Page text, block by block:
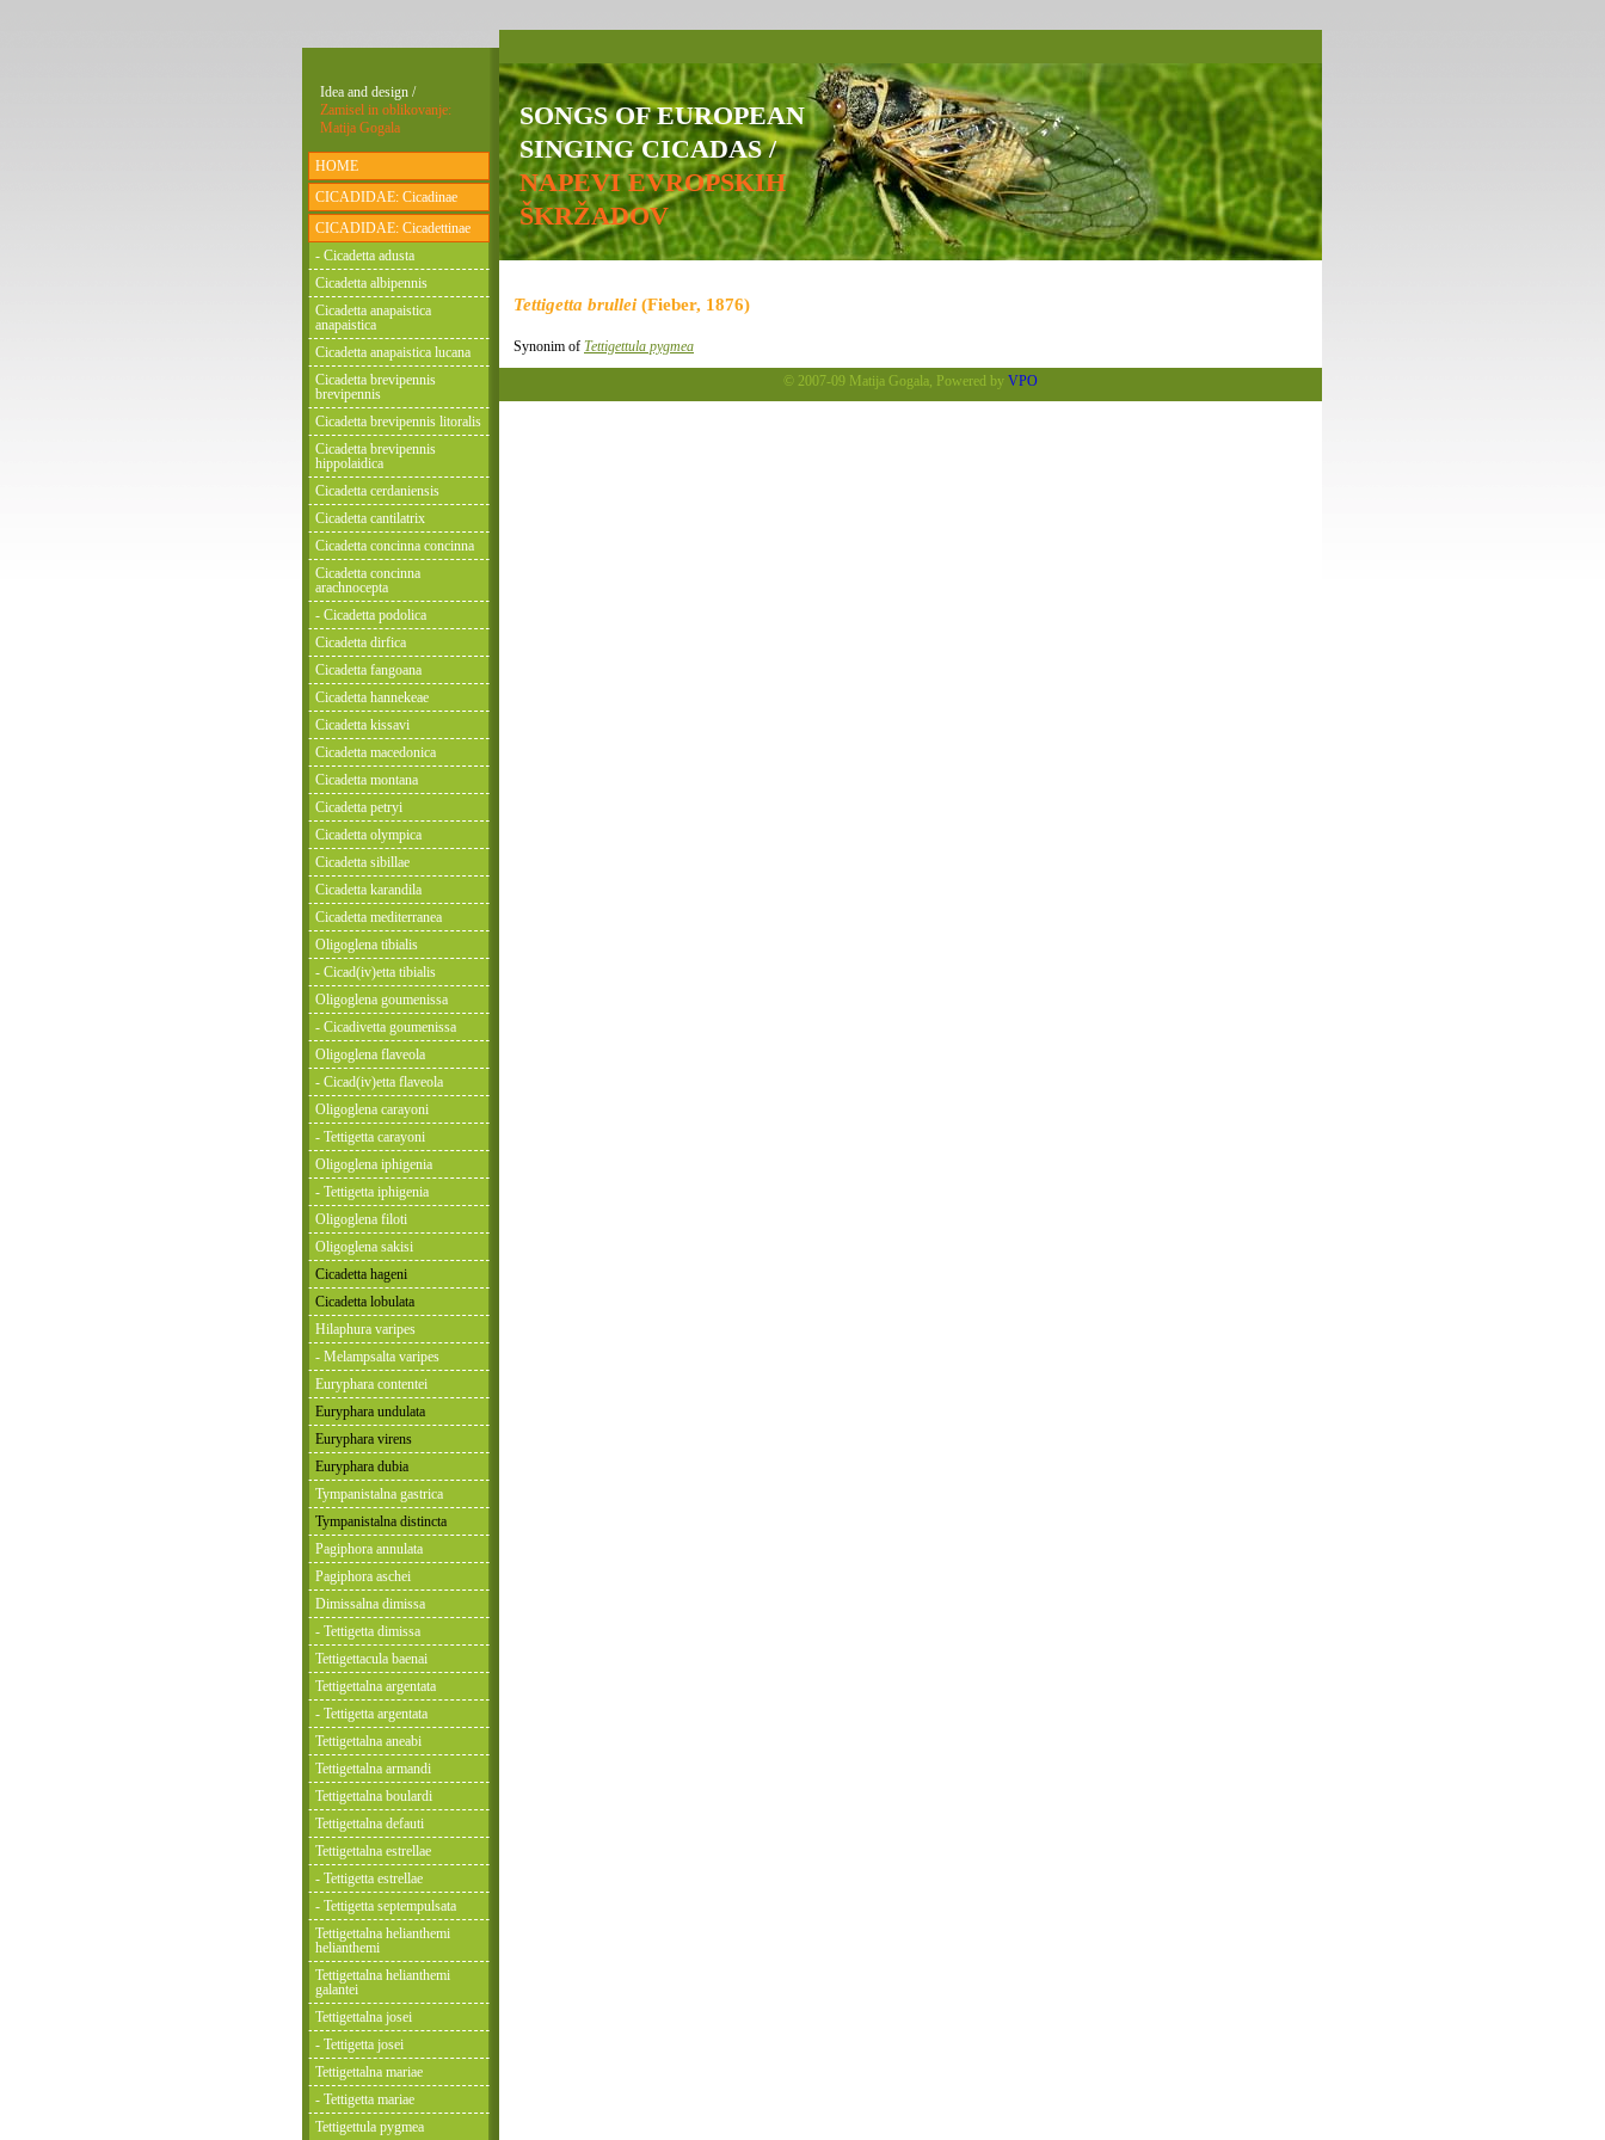
SONGS OF EUROPEAN
SINGING CICADAS /
NAPEVI EVROPSKIH
ŠKRŽADOV
Tettigetta brullei (Fieber, 1876)
Synonim of Tettigettula pygmea
© 2007-09 Matija Gogala, Powered by VPO
Idea and design /
Zamisel in oblikovanje:
Matija Gogala
HOME
CICADIDAE: Cicadinae
CICADIDAE: Cicadettinae
- Cicadetta adusta
Cicadetta albipennis
Cicadetta anapaistica
anapaistica
Cicadetta anapaistica lucana
Cicadetta brevipennis
brevipennis
Cicadetta brevipennis litoralis
Cicadetta brevipennis
hippolaidica
Cicadetta cerdaniensis
Cicadetta cantilatrix
Cicadetta concinna concinna
Cicadetta concinna
arachnocepta
- Cicadetta podolica
Cicadetta dirfica
Cicadetta fangoana
Cicadetta hannekeae
Cicadetta kissavi
Cicadetta macedonica
Cicadetta montana
Cicadetta petryi
Cicadetta olympica
Cicadetta sibillae
Cicadetta karandila
Cicadetta mediterranea
Oligoglena tibialis
- Cicad(iv)etta tibialis
Oligoglena goumenissa
- Cicadivetta goumenissa
Oligoglena flaveola
- Cicad(iv)etta flaveola
Oligoglena carayoni
- Tettigetta carayoni
Oligoglena iphigenia
- Tettigetta iphigenia
Oligoglena filoti
Oligoglena sakisi
Cicadetta hageni
Cicadetta lobulata
Hilaphura varipes
- Melampsalta varipes
Euryphara contentei
Euryphara undulata
Euryphara virens
Euryphara dubia
Tympanistalna gastrica
Tympanistalna distincta
Pagiphora annulata
Pagiphora aschei
Dimissalna dimissa
- Tettigetta dimissa
Tettigettacula baenai
Tettigettalna argentata
- Tettigetta argentata
Tettigettalna aneabi
Tettigettalna armandi
Tettigettalna boulardi
Tettigettalna defauti
Tettigettalna estrellae
- Tettigetta estrellae
- Tettigetta septempulsata
Tettigettalna helianthemi
helianthemi
Tettigettalna helianthemi
galantei
Tettigettalna josei
- Tettigetta josei
Tettigettalna mariae
- Tettigetta mariae
Tettigettula pygmea